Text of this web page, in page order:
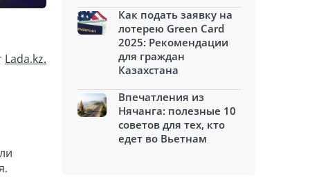
Lada.kz.
Как подать заявку на
лотерею Green Card
2025: Рекомендации
для граждан
Казахстана
Впечатления из
Нячанга: полезные 10
советов для тех, кто
едет во Вьетнам